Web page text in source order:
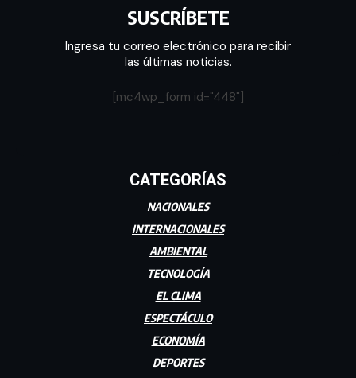
SUSCRÍBETE
Ingresa tu correo electrónico para recibir
las últimas noticias.
[mc4wp_form id="448"]
CATEGORÍAS
NACIONALES
INTERNACIONALES
AMBIENTAL
TECNOLOGÍA
EL CLIMA
ESPECTÁCULO
ECONOMÍA
DEPORTES